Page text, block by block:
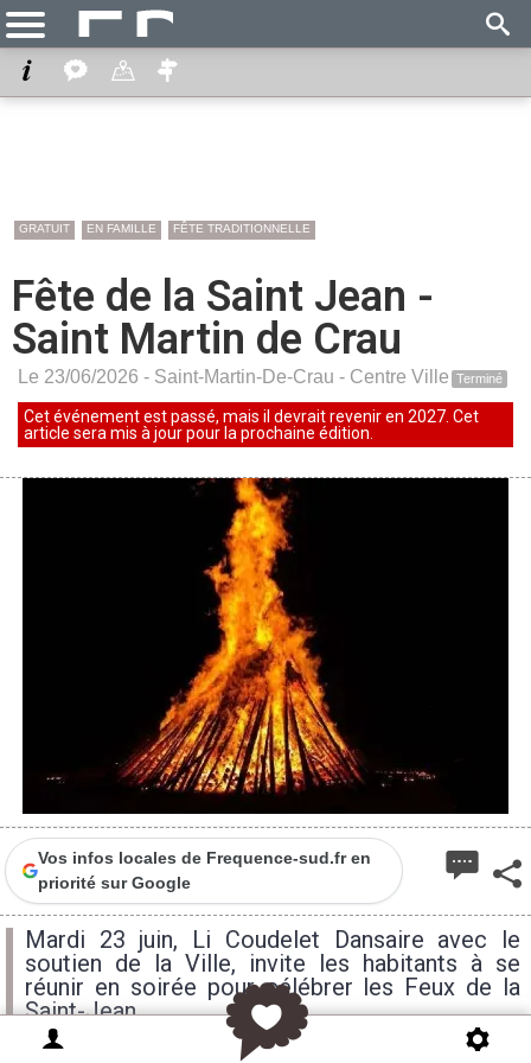
GRATUIT EN FAMILLE FÊTE TRADITIONNELLE
Fête de la Saint Jean -
Saint Martin de Crau
Le 23/06/2026 - Saint-Martin-De-Crau - Centre Ville Terminé
Cet événement est passé, mais il devrait revenir en 2027. Cet
article sera mis à jour pour la prochaine édition.
Vos infos locales de Frequence-sud.fr en
priorité sur Google
Mardi 23 juin, Li Coudelet Dansaire avec le
soutien de la Ville, invite les habitants à se
réunir en soirée pour célébrer les Feux de la
Saint-Jean.